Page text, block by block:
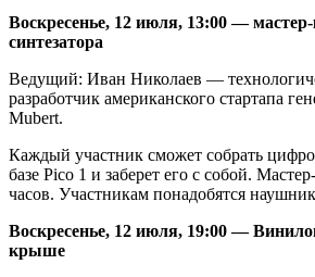
Воскресенье, 12 июля, 13:00 —
синтезатора
Ведущий: Иван Николаев —
разработчик американского стартапа
Mubert.
Каждый участник сможет собрать
базе Pico 1 и заберет его с собой.
часов. Участникам понадобятся
Воскресенье, 12 июля, 19:00 —
крыше